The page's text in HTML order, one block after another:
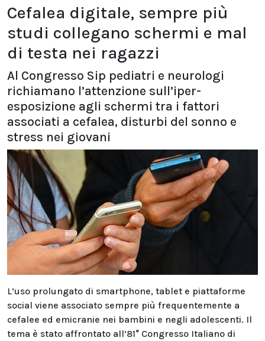
Cefalea digitale, sempre più
studi collegano schermi e mal
di testa nei ragazzi
Al Congresso Sip pediatri e neurologi
richiamano l’attenzione sull’iper-
esposizione agli schermi tra i fattori
associati a cefalea, disturbi del sonno e
stress nei giovani
L’uso prolungato di smartphone, tablet e piattaforme
social viene associato sempre più frequentemente a
cefalee ed emicranie nei bambini e negli adolescenti. Il
tema è stato affrontato all’81° Congresso Italiano di